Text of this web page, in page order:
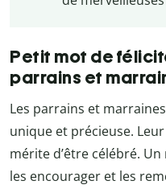
Petit mot de
parrains et
Les parrains et
unique et précieuse.
mérite d’être célébré.
les encourager et les